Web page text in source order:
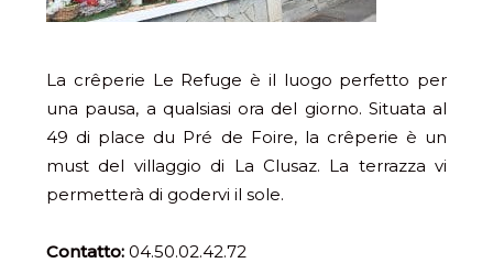
La crêperie Le Refuge è il luogo perfetto per
una pausa, a qualsiasi ora del giorno. Situata al
49 di place du Pré de Foire, la crêperie è un
must del villaggio di La Clusaz. La terrazza vi
permetterà di godervi il sole.
Contatto: 04.50.02.42.72